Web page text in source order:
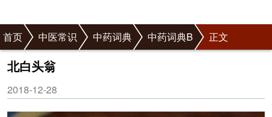
首页 中医常识 中药词典 中药词典B 正文
北白头翁
2018-12-28